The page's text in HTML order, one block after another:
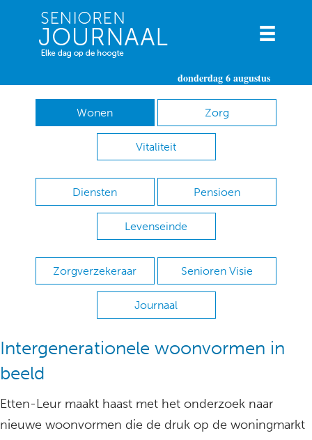
donderdag 6 augustus
Wonen Zorg
Vitaliteit
Diensten Pensioen
Levenseinde
Zorgverzekeraar Senioren Visie
Journaal
Intergenerationele woonvormen in
beeld
Etten-Leur maakt haast met het onderzoek naar
nieuwe woonvormen die de druk op de woningmarkt